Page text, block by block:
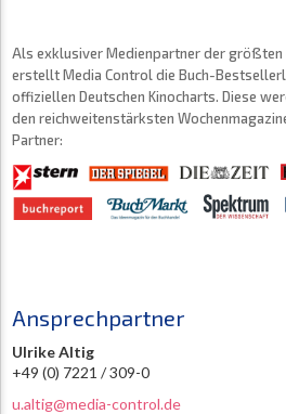
Als exklusiver Medienpartner der größten
erstellt Media Control die Buch-
offiziellen Deutschen Kinocharts. Diese
den reichweitenstärksten
Partner:
Ansprechpartner
Ulrike Altig
+49 (0) 7221 / 309-0
u.altig@media-control.de